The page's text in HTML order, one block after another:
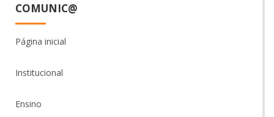
COMUNIC@
Página inicial
Institucional
Ensino